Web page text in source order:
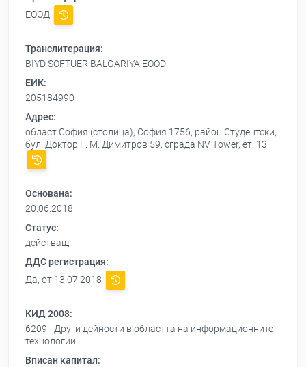
ЕООД
Транслитерация:
BIYD SOFTUER BALGARIYA EOOD
ЕИК:
205184990
Адрес:
област София (столица), София 1756, район Студентски,
бул. Доктор Г. М. Димитров 59, сграда NV Тower, ет. 13
Основана:
20.06.2018
Статус:
действащ
ДДС регистрация:
Да, от 13.07.2018
КИД 2008:
6209 - Други дейности в областта на информационните
технологии
Вписан капитал: